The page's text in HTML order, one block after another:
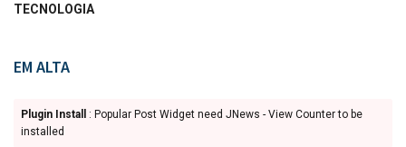
TECNOLOGIA
EM ALTA
Plugin Install
: Popular Post Widget need JNews - View Counter to be
installed